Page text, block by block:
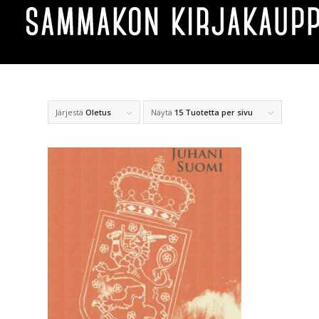
Järjestä Oletus Näytä 15 Tuotetta per sivu